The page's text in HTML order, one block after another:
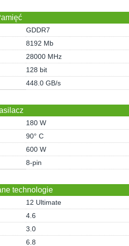
GDDR7
8192 Mb
28000 MHz
128 bit
448.0 GB/s
180 W
90° C
600 W
8-pin
technologie
12 Ultimate
4.6
3.0
6.8